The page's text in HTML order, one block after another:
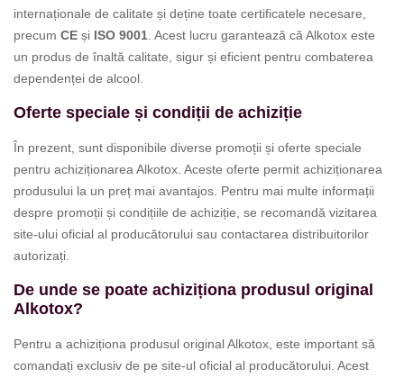
internaționale de calitate și deține toate certificatele necesare,
precum CE și ISO 9001 . Acest lucru garantează că Alkotox este
un produs de înaltă calitate, sigur și eficient pentru combaterea
dependenței de alcool.
Oferte speciale și condiții de achiziție
În prezent, sunt disponibile diverse promoții și oferte speciale
pentru achiziționarea Alkotox. Aceste oferte permit achiziționarea
produsului la un preț mai avantajos. Pentru mai multe informații
despre promoții și condițiile de achiziție, se recomandă vizitarea
site-ului oficial al producătorului sau contactarea distribuitorilor
autorizați.
De unde se poate achiziționa produsul original
Alkotox?
Pentru a achiziționa produsul original Alkotox, este important să
comandați exclusiv de pe site-ul oficial al producătorului. Acest